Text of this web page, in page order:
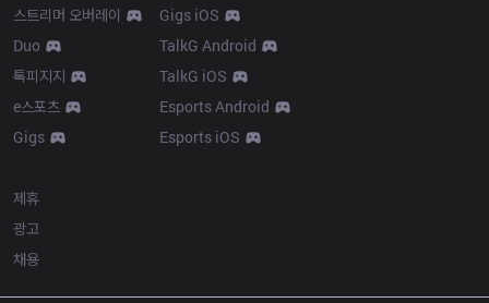
스트리머 오버레이
Duo
톡피지지
e스포츠
Gigs
Gigs iOS
TalkG Android
TalkG iOS
Esports Android
Esports iOS
제휴
광고
채용